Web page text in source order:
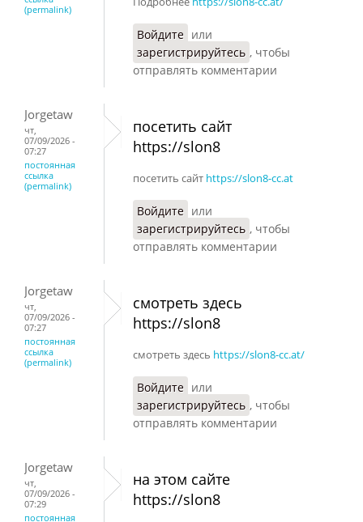
(permalink)
Войдите или
зарегистрируйтесь , чтобы
отправлять комментарии
Jorgetaw
чт,
07/09/2026 -
07:27
постоянная
ссылка
(permalink)
посетить сайт
https://slon8
посетить сайт https://slon8-cc.at
Войдите или
зарегистрируйтесь , чтобы
отправлять комментарии
Jorgetaw
чт,
07/09/2026 -
07:27
постоянная
ссылка
(permalink)
смотреть здесь
https://slon8
смотреть здесь https://slon8-cc.at/
Войдите или
зарегистрируйтесь , чтобы
отправлять комментарии
Jorgetaw
чт,
07/09/2026 -
07:29
постоянная
на этом сайте
https://slon8